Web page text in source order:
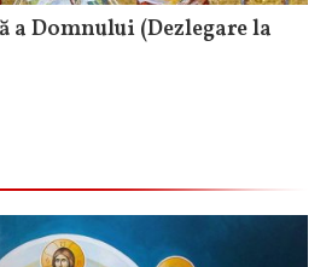
a Domnului (Dezlegare la